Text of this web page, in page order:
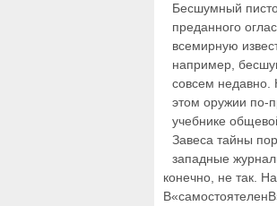
Бесшумный
преданного
всемирную
например,
совсем недавно.
этом оружии по-
учебнике
Завеса тайны
западные
конечно, не так.